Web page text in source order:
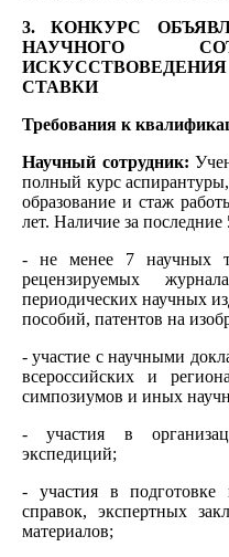
3. КОНКУРС
НАУЧНОГО
СТАВКИ
Требования к
Научный сотрудник:
полный курс
образование и стаж
лет. Наличие за последние
- не менее 7 научных
рецензируемых
периодических научных
пособий, патентов на
- участие с научными
всероссийских и
симпозиумов и иных
- участия в
экспедиций;
- участия в подготовке
справок, экспертных
материалов;